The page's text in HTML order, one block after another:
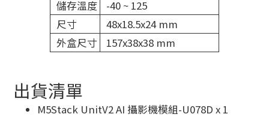
儲存溫度
-40 ~ 125
尺寸
48x18.5x24 mm
外盒尺寸
157x38x38 mm
出貨清單
M5Stack UnitV2 AI 攝影機模組-U078D x 1